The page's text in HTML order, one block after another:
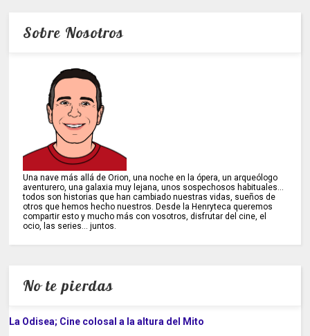
Sobre Nosotros
Una nave más allá de Orion, una noche en la ópera, un arqueólogo
aventurero, una galaxia muy lejana, unos sospechosos habituales...
todos son historias que han cambiado nuestras vidas, sueños de
otros que hemos hecho nuestros. Desde la Henryteca queremos
compartir esto y mucho más con vosotros, disfrutar del cine, el
ocio, las series... juntos.
No te pierdas
La Odisea; Cine colosal a la altura del Mito